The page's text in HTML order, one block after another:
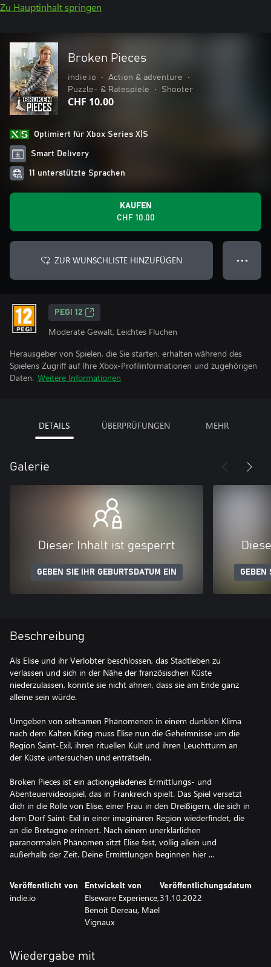
Zu Hauptinhalt springen
Broken Pieces
indie.io • Action & adventure
•
Puzzle- & Ratespiele
• Shooter
CHF 10.00
Optimiert für Xbox Series X|S
Smart Delivery
11 unterstützte Sprachen
KAUFEN
CHF 10.00
ZUR WUNSCHLISTE HINZUFÜGEN ● ● ●
PEGI 12
Moderate Gewalt, Leichtes Fluchen
Herausgeber von Spielen, die Sie starten, erhalten während des
Spielens Zugriff auf Ihre Xbox-Profilinformationen und zugehörigen
Daten. Weitere Informationen
DETAILS ÜBERPRÜFUNGEN MEHR
Galerie
Dieser Inhalt ist gesperrt
GEBEN SIE IHR GEBURTSDATUM EIN GEBEN
Beschreibung
Als Elise und ihr Verlobter beschlossen, das Stadtleben zu
verlassen und sich in der Nähe der französischen Küste
niederzulassen, konnte sie nicht ahnen, dass sie am Ende ganz
alleine sein würde.
Umgeben von seltsamen Phänomenen in einem dunklen Klima
nach dem Kalten Krieg muss Elise nun die Geheimnisse um die
Region Saint-Exil, ihren rituellen Kult und ihren Leuchtturm an
der Küste untersuchen und enträtseln.
Broken Pieces ist ein actiongeladenes Ermittlungs- und
Abenteuervideospiel, das in Frankreich spielt. Das Spiel versetzt
dich in die Rolle von Elise, einer Frau in den Dreißigern, die sich in
dem Dorf Saint-Exil in einer imaginären Region wiederfindet, die
an die Bretagne erinnert. Nach einem unerklärlichen
paranormalen Phänomen sitzt Elise fest, völlig allein und
außerhalb der Zeit. Deine Ermittlungen beginnen hier ...
Veröffentlicht von
indie.io
Entwickelt von
Elseware Experience,
Benoit Dereau, Mael
Vignaux
Veröffentlichungsdatum
31.10.2022
Wiedergabe mit